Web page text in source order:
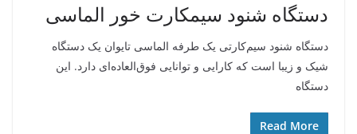
دستگاه شنود سیمکارت خور الماسی
دستگاه شنود سیم‌کارتی یک طرفه الماسی تایوان یک دستگاه
شیک و زیبا است که کارایی و توانایی فوق‌العاده‌ای دارد. این
دستگاه
Read More